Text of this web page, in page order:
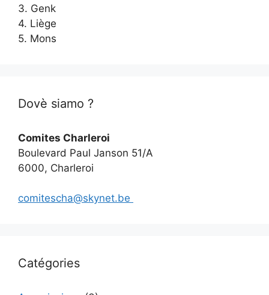
3. Genk
4. Liège
5. Mons
Dovè siamo ?
Comites Charleroi
Boulevard Paul Janson 51/A
6000, Charleroi
comitescha@skynet.be
Catégories